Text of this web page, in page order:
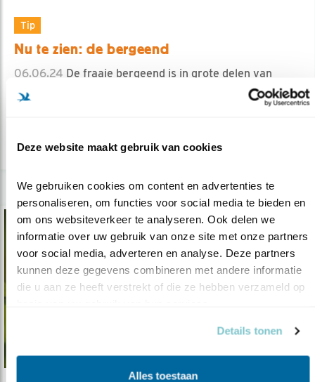
Deze website maakt gebruik van cookies
We gebruiken cookies om content en advertenties te
personaliseren, om functies voor social media te bieden en
om ons websiteverkeer te analyseren. Ook delen we
informatie over uw gebruik van onze site met onze partners
voor social media, adverteren en analyse. Deze partners
kunnen deze gegevens combineren met andere informatie
die u aan ze heeft verstrekt of die ze hebben verzameld op
Details tonen
Alles toestaan
Tip
Nu te zien: de bergeend
06.06.24 De fraaie bergeend is in grote delen van
Nederland te zien.
lees meer